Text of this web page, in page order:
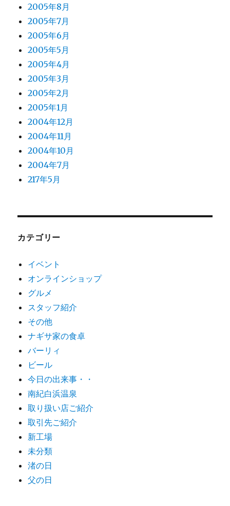
2005年8月
2005年7月
2005年6月
2005年5月
2005年4月
2005年3月
2005年2月
2005年1月
2004年12月
2004年11月
2004年10月
2004年7月
217年5月
カテゴリー
イベント
オンラインショップ
グルメ
スタッフ紹介
その他
ナギサ家の食卓
バーリィ
ビール
今日の出来事・・
南紀白浜温泉
取り扱い店ご紹介
取引先ご紹介
新工場
未分類
渚の日
父の日